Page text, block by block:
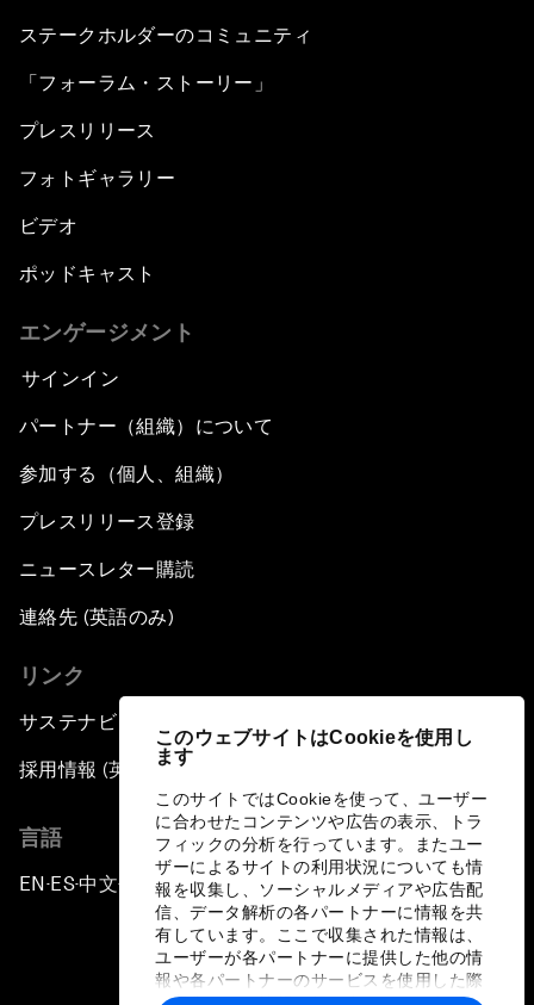
このウェブサイトはCookieを使用し
ます
このサイトではCookieを使って、ユーザー
に合わせたコンテンツや広告の表示、トラ
フィックの分析を行っています。またユー
ザーによるサイトの利用状況についても情
報を収集し、ソーシャルメディアや広告配
信、データ解析の各パートナーに情報を共
有しています。ここで収集された情報は、
ユーザーが各パートナーに提供した他の情
報や各パートナーのサービスを使用した際
ステークホルダーのコミュニティ
「フォーラム・ストーリー」
プレスリリース
フォトギャラリー
ビデオ
ポッドキャスト
エンゲージメント
サインイン
パートナー（組織）について
参加する（個人、組織）
プレスリリース登録
ニュースレター購読
連絡先 (英語のみ)
リンク
サステナビリティへの取り組み
採用情報 (英語のみ)
言語
EN ▪ES▪中文▪ 日本語